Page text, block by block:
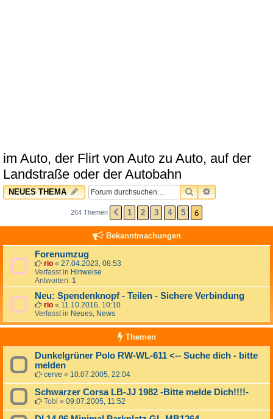
im Auto, der Flirt von Auto zu Auto, auf der
Landstraße oder der Autobahn
NEUES THEMA SUCHEERWEITERTE
264 Themen VORHERIGE
1 2 3 4 5 6
Bekanntmachungen
Forenumzug
rio « 27.04.2023, 08:53
Verfasst in Hinweise
Antworten: 1
Neu: Spendenknopf - Teilen - Sichere Verbindung
rio « 11.10.2016, 10:10
Verfasst in Neues, News
Themen
Dunkelgrüner Polo RW-WL-611 <-- Suche dich - bitte
melden
cerve « 10.07.2005, 22:04
Schwarzer Corsa LB-JJ 1982 -Bitte melde Dich!!!!-
Tobi « 09.07.2005, 11:52